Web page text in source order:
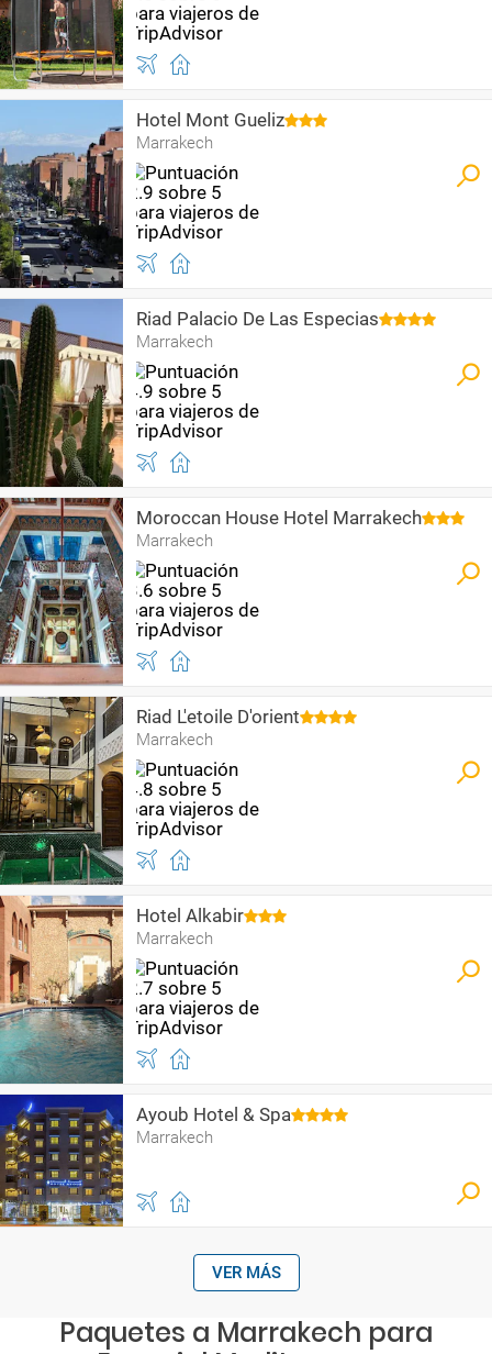
Hotel Mont Gueliz
Marrakech
Riad Palacio De Las Especias
Marrakech
Moroccan House Hotel Marrakech
Marrakech
Riad L'etoile D'orient
Marrakech
Hotel Alkabir
Marrakech
Ayoub Hotel & Spa
Marrakech
VER MÁS
Paquetes a Marrakech para